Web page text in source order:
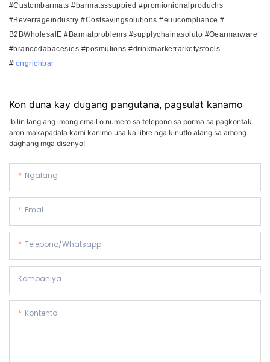
#Custombarmats #barmatsssuppied #promionionalproduchs
#Beverrageindustry #Costsavingsolutions #euucompliance#
B2BWholesalE #Barmatproblems #supplychainasoluto #Oearmarware
#brancedabacesies #posmutions #drinkmarketrarketystools
# longrichbar
Kon duna kay dugang pangutana, pagsulat kanamo
Ibilin lang ang imong email o numero sa telepono sa porma sa pagkontak
aron makapadala kami kanimo usa ka libre nga kinutlo alang sa among
daghang mga disenyo!
Ngalang
Emal
Telepono/whatsapp
Kompaniya
Kontento